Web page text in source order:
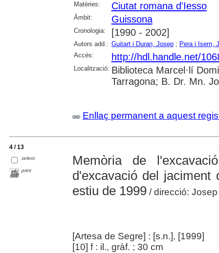
Matèries:
Ciutat romana d'Iesso
Àmbit: Guissona
Cronologia: [1990 - 2002]
Autors add.: Guitart i Duran, Josep; Pera i Isern,
Accés:
http://hdl.handle.net/
Localització: Biblioteca Marcel·lí
Tarragona; B. Dr. Mn.
Enllaç permanent a aquest
4 / 13
select
print
Memòria de
d'excavació del jaciment
estiu de 1999/ direcció: Josep
[Artesa de Segre] : [s.n.], [1999]
[10] f : il., gràf. ; 30 cm